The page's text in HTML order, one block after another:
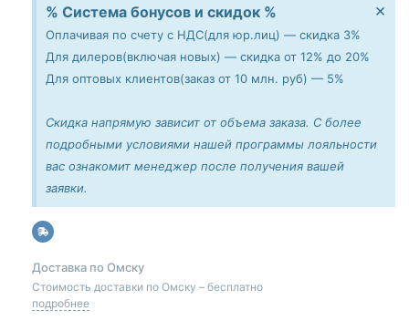
% Система бонусов и скидок %
Оплачивая по счету с НДС(для юр.лиц) — скидка 3%
Для дилеров(включая новых) — скидка от 12% до 20%
Для оптовых клиентов(заказ от 10 млн. руб) — 5%
Скидка напрямую зависит от объема заказа. С более
подробными условиями нашей программы лояльности
вас ознакомит менеджер после получения вашей
заявки.
×
Доставка по Омску
Стоимость доставки по Омску – бесплатно
подробнее